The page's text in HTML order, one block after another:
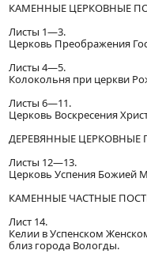
КАМЕННЫЕ ЦЕРКОВНЫЕ
Листы 1—3.
Церковь Преображения
Листы 4—5.
Колокольня при церкви
Листы 6—11.
Церковь Воскресения
ДЕРЕВЯННЫЕ ЦЕРКОВНЫЕ
Листы 12—13.
Церковь Успения Божией
КАМЕННЫЕ ЧАСТНЫЕ
Лист 14.
Келии в Успенском
близ города Вологды.